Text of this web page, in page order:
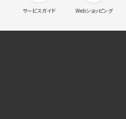
サービスガイド Webショッピング